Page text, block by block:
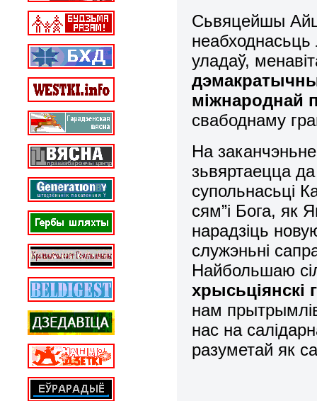
Сьвяцейшы
неабходнасьць
уладаў,
міжнароднай
свабоднаму
На
зьвяртаецца
супольнасьці
сям”і Бога, як
нарадзіць
служэньні
Найбольшаю
хрысьціянскі
нам
нас на
разуметай як